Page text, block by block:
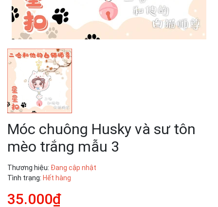
Móc chuông Husky và sư tôn
mèo trắng mẫu 3
Thương hiệu: Đang cập nhật
Tình trạng: Hết hàng
35.000₫